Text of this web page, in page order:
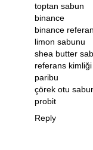
toptan sabun
binance
binance
limon sabunu
shea butter
referans kimliği
paribu
çörek otu
probit
Reply